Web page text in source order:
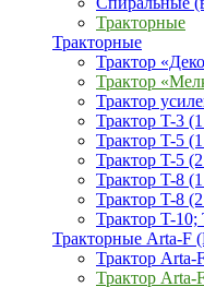
Тракторные
Тракторные
Трактор
Трактор
Трактор
Трактор T-3
Трактор T-5
Трактор T-5
Трактор T-8
Трактор T-8
Трактор T-
Тракторные Arta-F
Трактор Arta-
Трактор Arta-